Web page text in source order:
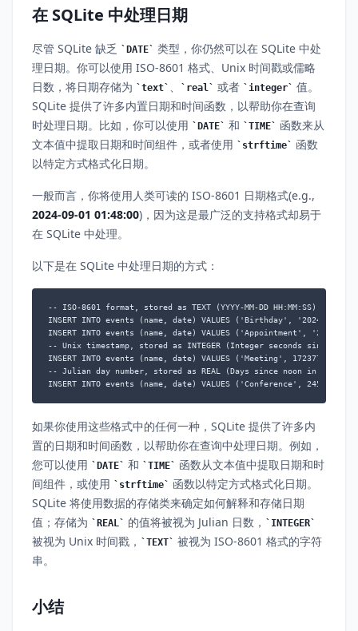
在 SQLite 中处理日期
尽管 SQLite 缺乏 DATE
类型，你仍然可以在 SQLite 中处
理日期。你可以使用 ISO-8601 格式、Unix 时间戳或儒略
日数，将日期存储为
text real 或者 integer
值。
SQLite 提供了许多内置日期和时间函数，以帮助你在查询
时处理日期。比如，你可以使用
DATE 和 TIME
函数来从
文本值中提取日期和时间组件，或者使用
strftime
函数
以特定方式格式化日期。
一般而言，你将使用人类可读的 ISO-8601 日期格式(e.g.,
2024-09-01 01:48:00)，因为这是最广泛的支持格式却易于
在 SQLite 中处理。
以下是在 SQLite 中处理日期的方式：
-- ISO-8601 format, stored as TEXT (YYYY-MM-DD HH:MM:SS)
INSERT INTO events (name, date) VALUES ('Birthday', '2024-09-
INSERT INTO events (name, date) VALUES ('Appointment', '2024-
-- Unix timestamp, stored as INTEGER (Integer seconds since
INSERT INTO events (name, date) VALUES ('Meeting', 1723772054);
-- Julian day number, stored as REAL (Days since noon in
INSERT INTO events (name, date) VALUES ('Conference',
如果你使用这些格式中的任何一种，SQLite 提供了许多内
置的日期和时间函数，以帮助你在查询中处理日期。例如，
您可以使用
DATE 和 TIME
函数从文本值中提取日期和时
间组件，或使用
strftime
函数以特定方式格式化日期。
SQLite 将使用数据的存储类来确定如何解释和存储日期
值；存储为
REAL 的值将被视为 Julian 日数， INTEGER
被视为 Unix 时间戳， TEXT
被视为 ISO-8601 格式的字符
串。
小结